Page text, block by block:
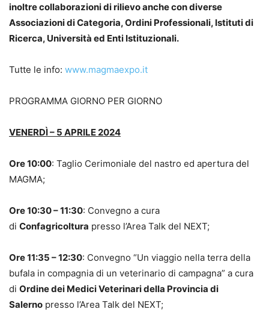
inoltre collaborazioni di rilievo anche con diverse
Associazioni di Categoria, Ordini Professionali, Istituti di
Ricerca, Università ed Enti Istituzionali.
Tutte le info: www.magmaexpo.it
PROGRAMMA GIORNO PER GIORNO
VENERDÌ – 5 APRILE 2024
Ore 10:00: Taglio Cerimoniale del nastro ed apertura del
MAGMA;
Ore 10:30 – 11:30: Convegno a cura
di Confagricoltura presso l’Area Talk del NEXT;
Ore 11:35 – 12:30: Convegno “Un viaggio nella terra della
bufala in compagnia di un veterinario di campagna” a cura
di Ordine dei Medici Veterinari della Provincia di
Salerno presso l’Area Talk del NEXT;